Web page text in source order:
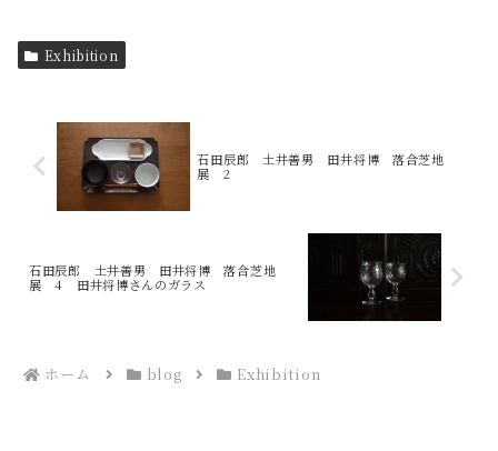
Exhibition
石田辰郎 土井善男 田井将博 落合芝地
展 2
石田辰郎 土井善男 田井将博 落合芝地
展 4 田井将博さんのガラス
ホーム blog Exhibition